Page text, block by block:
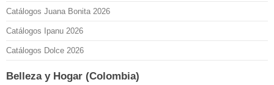
Catálogos Juana Bonita 2026
Catálogos Ipanu 2026
Catálogos Dolce 2026
Belleza y Hogar (Colombia)